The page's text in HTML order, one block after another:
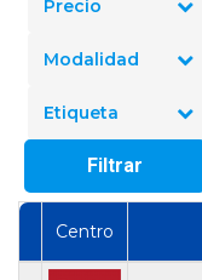
Precio
Modalidad
Etiqueta
Filtrar
Centro